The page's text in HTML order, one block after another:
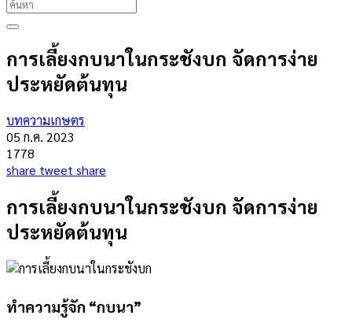
การเลี้ยงกบนาในกระชังบก จัดการง่าย
ประหยัดต้นทุน
บทความเกษตร
05 ก.ค. 2023
1778
share tweet share
การเลี้ยงกบนาในกระชังบก จัดการง่าย
ประหยัดต้นทุน
ทำความรู้จัก “กบนา”